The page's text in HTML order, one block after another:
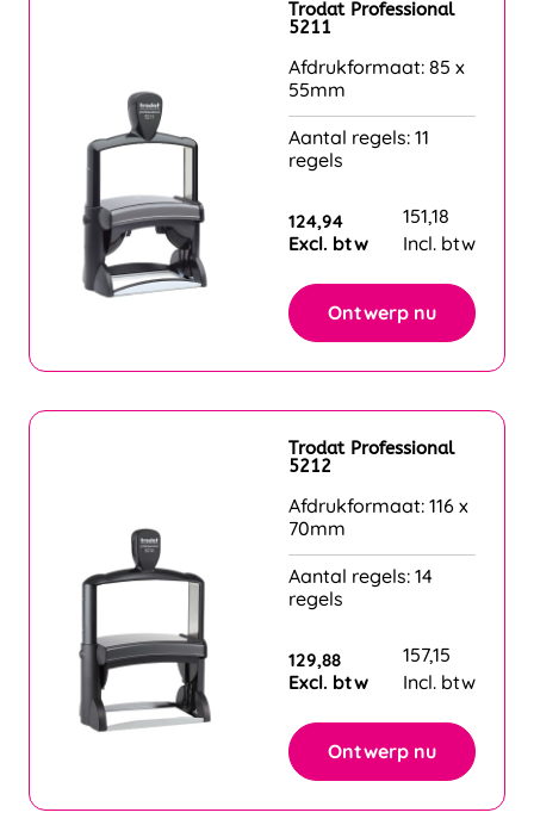
Trodat Professional
5211
Afdrukformaat: 85 x
55mm
Aantal regels: 11
regels
124,94
Excl. btw
151,18
Incl. btw
Ontwerp nu
Trodat Professional
5212
Afdrukformaat: 116 x
70mm
Aantal regels: 14
regels
129,88
Excl. btw
157,15
Incl. btw
Ontwerp nu